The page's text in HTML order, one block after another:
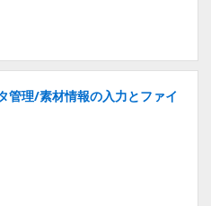
管理/素材情報の入力とファイ